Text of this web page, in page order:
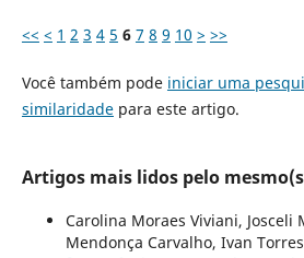
<< < 1 2 3 4 5 6 7 8 9 10 > >>
Você também pode iniciar uma
similaridadepara este artigo.
Artigos mais lidos pelo
Carolina Moraes Viviani, Josceli
Mendonça Carvalho, Ivan